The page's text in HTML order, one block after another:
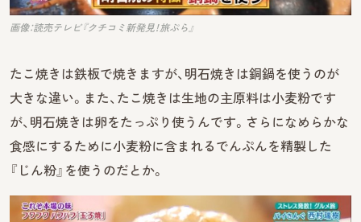
画像：読売テレビ『クチコミ新発見！旅ぷら』
たこ焼きは鉄板で焼きますが、明石焼きは銅鍋を使うのが
大きな違い。また、たこ焼きは生地の主原料は小麦粉です
が、明石焼きは卵をたっぷり使うんです。さらになめらかな
食感にするために小麦粉に含まれるでんぷんを精製した
『じん粉』を使うのだとか。